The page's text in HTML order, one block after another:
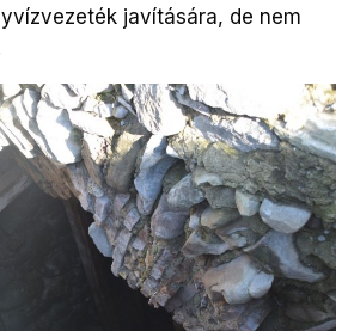
javítására, de nem